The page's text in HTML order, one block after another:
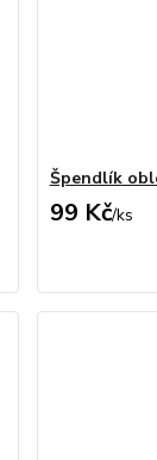
Špendlík
99 Kč/ks